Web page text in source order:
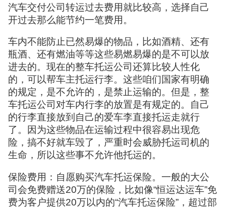
汽车交付公司转运过去费用就比较高，选择自己
开过去那么能节约一笔费用。
车内不能防止已然易爆的物品，比如酒精、还有
瓶酒、还有燃油等等这些易燃易爆的是不可以放
进去的。现在的整车托运公司还算比较人性化
的，可以帮车主托运行李。这些咱们国家有明确
的规定，是不允许的，是禁止运输的。但是，整
车托运公司对车内行李的放置是有规定的。自己
的行李直接放到自己的爱车李直接托运走就行
了。因为这些物品在运输过程中很容易出现危
险，搞不好就车毁了，严重时会威胁托运司机的
生命，所以这些事不允许他托运的。
保险费用：自愿购买汽车托运保险。一般的大公
司会免费赠送20万的保险，比如像“恒运达运车”免
费为客户提供20万以内的“汽车托运保险”，超过部